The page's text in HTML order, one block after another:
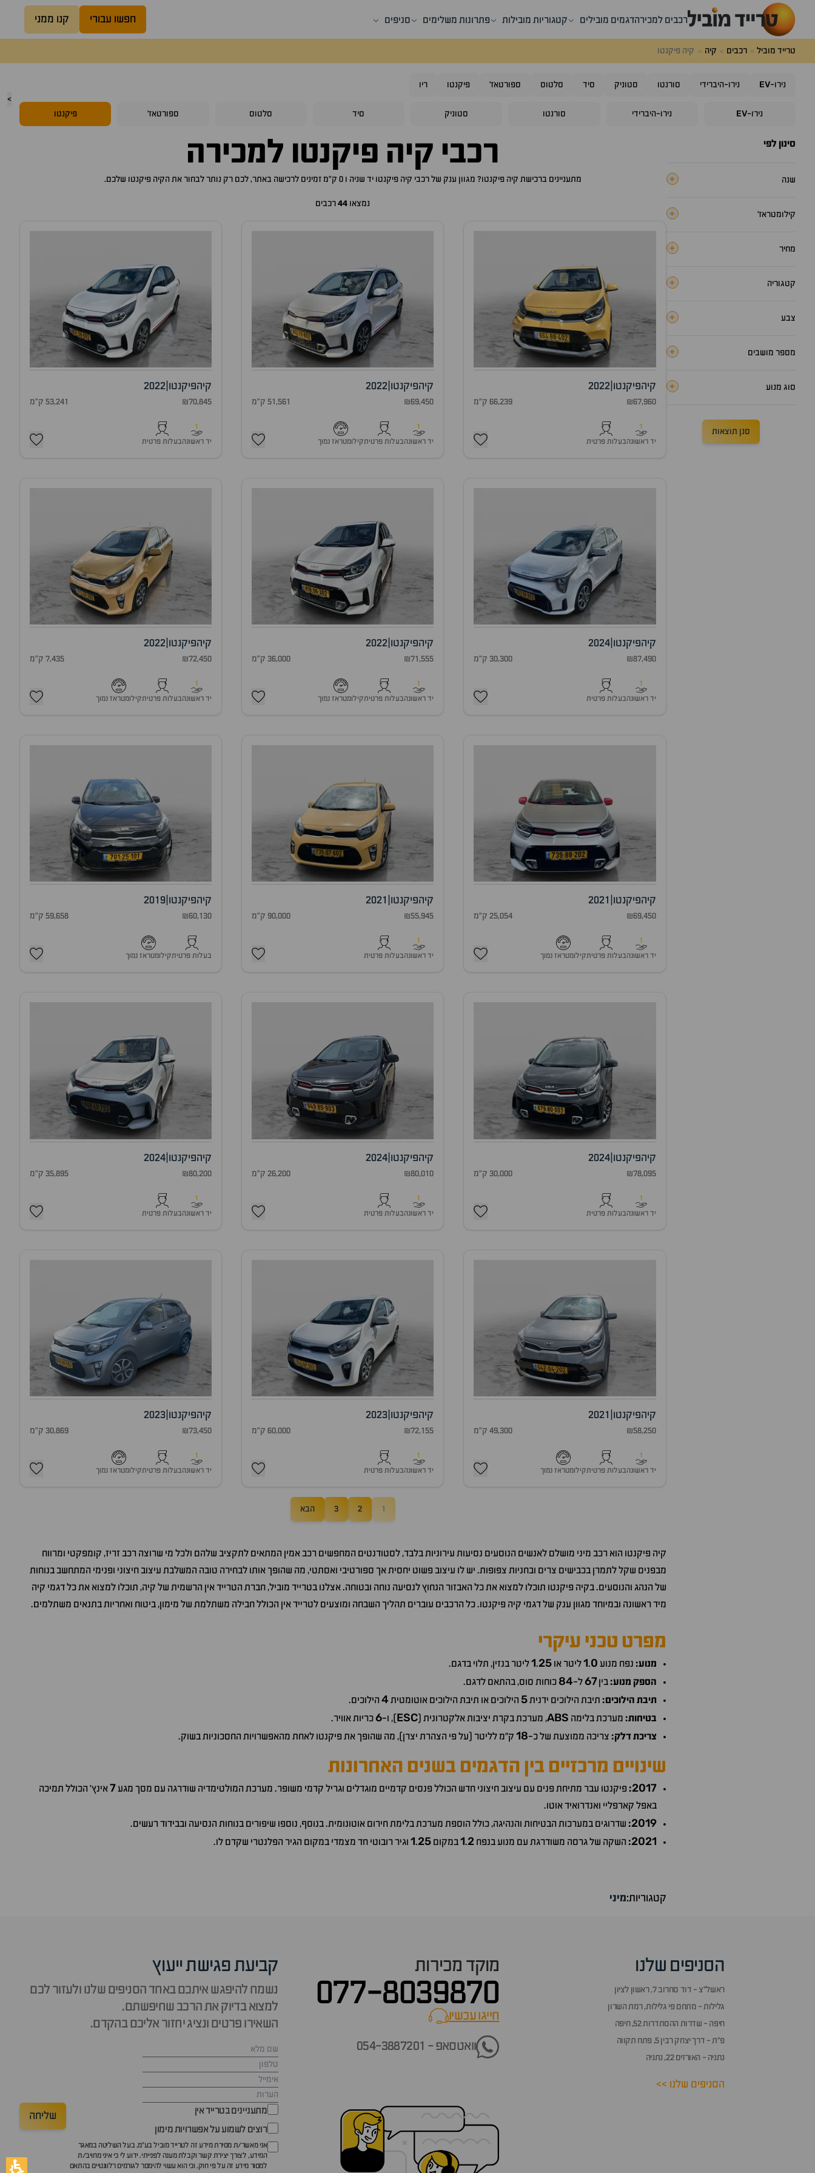
רכבים למכירהדגמים מובילים קטגוריות מובילות פתרונות משלימים סניפים חפשו עבורי קנו ממני
טרייד מוביל רכבים קיה קיה פיקנטו
>
נירו-EV נירו-היברידי סורנטו סטוניק סיד סלטוס ספורטאז' פיקנטו ריו
נירו-EV נירו-היברידי סורנטו סטוניק סיד סלטוס ספורטאז' פיקנטו
סינון לפי
שנה +
קילומטראז׳ +
מחיר +
קטגוריה +
צבע +
מספר מושבים +
סוג מנוע +
סנן תוצאות
רכבי קיה פיקנטו למכירה
מתעניינים ברכישת קיה פיקנטו? מגוון ענק של רכבי קיה פיקנטו יד שניה ו 0 ק"מ זמינים לרכישה באתר, לכם רק נותר לבחור את ה קיה פיקנטו שלכם.
נמצאו 44רכבים
קיהפיקנטו |
2022
₪67,960 66,239 ק"מ
1
יד ראשונהבעלות פרטית
קיהפיקנטו 2022
₪69,450 51,561 ק"מ
1
יד ראשונהבעלות פרטיתקילומטראז נמוך
קיהפיקנטו 2022
₪70,845 53,241 ק"מ
1
יד ראשונהבעלות פרטית
קיהפיקנטו |
2024
₪87,490 30,300 ק"מ
1
יד ראשונהבעלות פרטית
קיהפיקנטו 2022
₪71,555 36,000 ק"מ
1
יד ראשונהבעלות פרטיתקילומטראז נמוך
קיהפיקנטו 2022
₪72,450 7,435 ק"מ
1
יד ראשונהבעלות פרטיתקילומטראז נמוך
קיהפיקנטו 2021
₪69,450 25,054 ק"מ
1
יד ראשונהבעלות פרטיתקילומטראז נמוך
קיהפיקנטו 2021
₪55,945 90,000 ק"מ
1
יד ראשונהבעלות פרטית
קיהפיקנטו 2019
₪60,130 59,658 ק"מ
בעלות פרטיתקילומטראז נמוך
קיהפיקנטו |
2024
₪78,095 30,000 ק"מ
1
יד ראשונהבעלות פרטית
קיהפיקנטו 2024
₪80,010 26,200 ק"מ
1
יד ראשונהבעלות פרטית
קיהפיקנטו 2024
₪80,200 35,895 ק"מ
1
יד ראשונהבעלות פרטית
קיהפיקנטו 2021
₪58,250 49,300 ק"מ
1
יד ראשונהבעלות פרטיתקילומטראז נמוך
קיהפיקנטו 2023
₪72,155 60,000 ק"מ
1
יד ראשונהבעלות פרטית
קיהפיקנטו 2023
₪73,450 30,869 ק"מ
1
יד ראשונהבעלות פרטיתקילומטראז נמוך
1
2
3 הבא
קיה פיקנטו הוא רכב מיני מושלם לאנשים הנוסעים נסיעות עירוניות בלבד, לסטודנטים המחפשים רכב אמין המתאים לתקציב שלהם ולכל מי שרוצה רכב זריז, קומפקטי ומרווח
מבפנים שקל לתמרן בכבישים צרים ובחניות צפופות. יש לו עיצוב פשוט יחסית אך ספורטיבי ואסתטי, מה שהופך אותו לבחירה טובה המשלבת עיצוב חיצוני ופנימי המתחשב בנוחות
של הנהג והנוסעים. בקיה פיקנטו תוכלו למצוא את כל האבזור הנחוץ לנסיעה נוחה ובטוחה. אצלנו בטרייד מוביל, חברת הטרייד אין הרשמית של קיה, תוכלו למצוא את כל דגמי קיה
מיד ראשונה ובמיוחד מגוון ענק של דגמי קיה פיקנטו. כל הרכבים עוברים תהליך השבחה ומוצעים לטרייד אין הכולל חבילה משתלמת של מימון, ביטוח ואחריות בתנאים משתלמים.
מפרט טכני עיקרי
מנוע: נפח מנוע 1.0 ליטר או 1.25
ליטר בנזין, תלוי בדגם.
הספק מנוע:בין67ל-84 כוחות סוס, בהתאם לדגם.
תיבת הילוכים: תיבת הילוכים ידנית5 הילוכים או תיבת הילוכים אוטומטית 4 הילוכים.
בטיחות: מערכת בלימה ABS, מערכת בקרת יציבות אלקטרונית (ESC ), ו-6כריות אוויר.
צריכת דלק: צריכה ממוצעת של כ-18 ק"מ לליטר (על פי הצהרת יצרן), מה שהופך את פיקנטו לאחת מהאפשרויות החסכוניות בשוק.
שינויים מרכזיים בין הדגמים בשנים האחרונות
2017
: פיקנטו עבר מתיחת פנים עם עיצוב חיצוני חדש הכולל פנסים קדמיים מוגדלים וגריל קדמי משופר. מערכת המולטימדיה שודרגה עם מסך מגע7אינץ' הכולל תמיכה
באפל קארפליי ואנדרואיד אוטו.
2019
: שדרוגים במערכות הבטיחות והנהיגה, כולל הוספת מערכת בלימת חירום אוטונומית. בנוסף, נוספו שיפורים בנוחות הנסיעה ובבידוד רעשים.
2021
: השקה של גרסה משודרגת עם מנוע בנפח 1.2 במקום 1.25 וגיר רובוטי חד מצמדי במקום הגיר הפלנטרי שקדם לו.
קטגוריות:מיני
הסניפים שלנו
ראשל״צ - דוד סחרוב 7, ראשון לציון
גלילות - מתחם פי גלילות, רמת השרון
חיפה - שדרות ההסתדרות 52, חיפה
פ״ת - דרך יצחק רבין 5, פתח תקווה
נתניה - האורזים 22, נתניה
הסניפים שלנו >>
מוקד מכירות
077-8039870
חייגו עכשיוcall now
וואטסאפ - 054-3887201
קביעת פגישת ייעוץ
נשמח להיפגש איתכם באחד הסניפים שלנו ולעזור לכם
למצוא בדיוק את הרכב שחיפשתם.
השאירו פרטים ונציג יחזור אליכם בהקדם.
מתעניינים בטרייד אין
רוצים לשמוע על אפשרויות מימון
אני מאשר/ת מסירת מידע זה לטרייד מוביל בע"מ, בעל השליטה במאגר
המידע, לצורך יצירת קשר וקבלת מענה לפנייתי. ידוע לי כי איני מחויב/ת
למסור מידע זה על פי חוק, וכי הוא עשוי להימסר לגורמים רלוונטיים בהתאם
שליחה